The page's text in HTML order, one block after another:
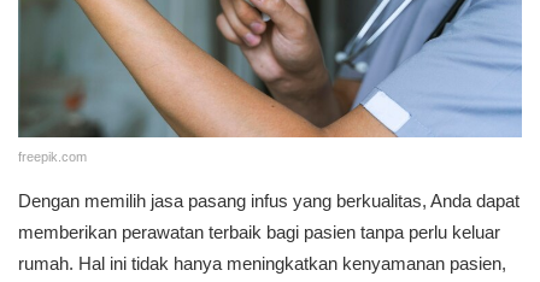
freepik.com
Dengan memilih jasa pasang infus yang berkualitas, Anda dapat
memberikan perawatan terbaik bagi pasien tanpa perlu keluar
rumah. Hal ini tidak hanya meningkatkan kenyamanan pasien,